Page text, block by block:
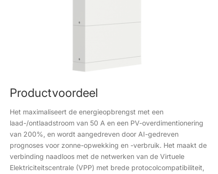
Productvoordeel
Het maximaliseert de energieopbrengst met een
laad-/ontlaadstroom van 50 A en een PV-overdimentionering
van 200%, en wordt aangedreven door AI-gedreven
prognoses voor zonne-opwekking en -verbruik. Het maakt de
verbinding naadloos met de netwerken van de Virtuele
Elektriciteitscentrale (VPP) met brede protocolcompatibiliteit,